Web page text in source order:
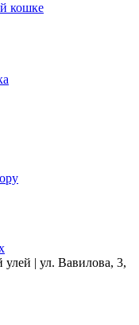
кошке
| ул. Вавилова, 3,